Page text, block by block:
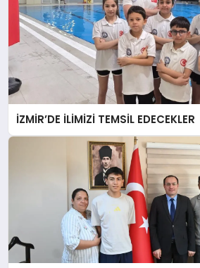
İZMİR’DE İLİMİZİ TEMSİL EDECEKLER